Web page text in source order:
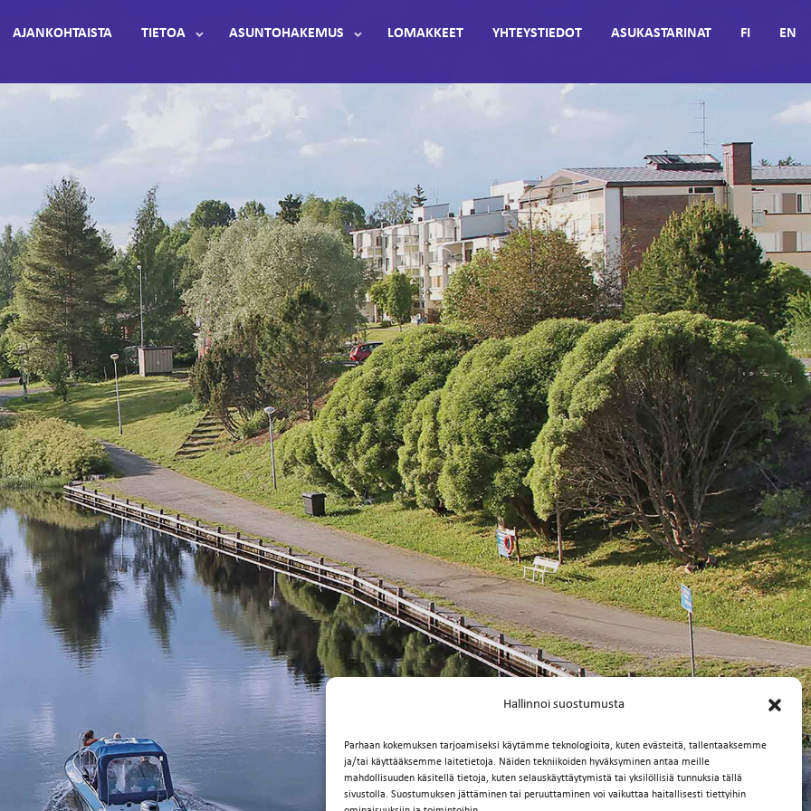
Hallinnoi suostumusta
Parhaan kokemuksen tarjoamiseksi käytämme teknologioita, kuten evästeitä, tallentaaksemme
ja/tai käyttääksemme laitetietoja. Näiden tekniikoiden hyväksyminen antaa meille
mahdollisuuden käsitellä tietoja, kuten selauskäyttäytymistä tai yksilöllisiä tunnuksia tällä
sivustolla. Suostumuksen jättäminen tai peruuttaminen voi vaikuttaa haitallisesti tiettyihin
AJANKOHTAISTA TIETOA ASUNTOHAKEMUS LOMAKKEET YHTEYSTIEDOT ASUKASTARINAT FI EN